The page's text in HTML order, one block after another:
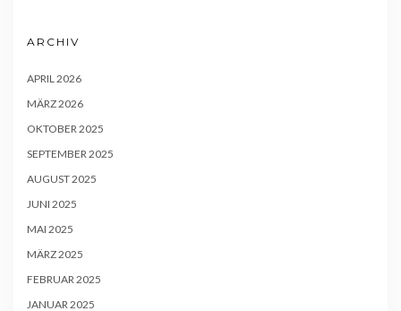
ARCHIV
APRIL 2026
MÄRZ 2026
OKTOBER 2025
SEPTEMBER 2025
AUGUST 2025
JUNI 2025
MAI 2025
MÄRZ 2025
FEBRUAR 2025
JANUAR 2025